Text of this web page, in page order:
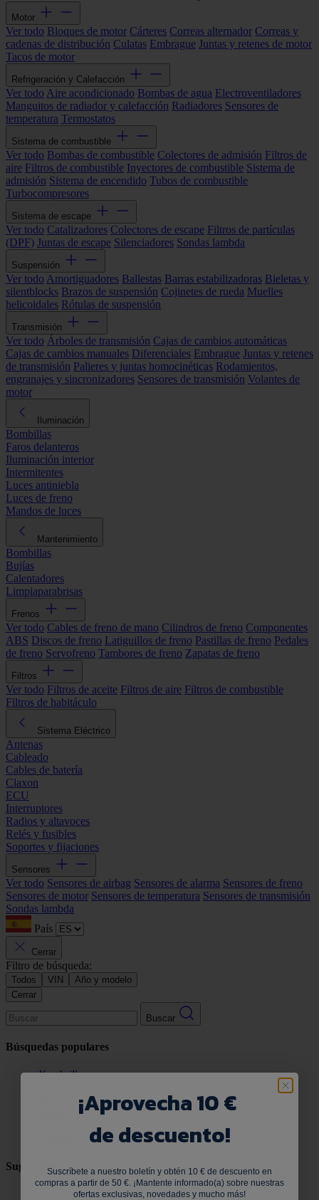
Motor
Ver todo Bloques de motor Cárteres Correas alternador Correas y
cadenas de distribución Culatas Embrague Juntas y retenes de motor
Tacos de motor
Refrigeración y Calefacción
Ver todo Aire acondicionado Bombas de agua Electroventiladores
Manguitos de radiador y calefacción Radiadores Sensores de
temperatura Termostatos
Sistema de combustible
Ver todo Bombas de combustible Colectores de admisión Filtros de
aire Filtros de combustible Inyectores de combustible Sistema de
admisión Sistema de encendido Tubos de combustible
Turbocompresores
Sistema de escape
Ver todo Catalizadores Colectores de escape Filtros de partículas
(DPF) Juntas de escape Silenciadores Sondas lambda
Suspensión
Ver todo Amortiguadores Ballestas Barras estabilizadoras Bieletas y
silentblocks Brazos de suspensión Cojinetes de rueda Muelles
helicoidales Rótulas de suspensión
Transmisión
Ver todo Árboles de transmisión Cajas de cambios automáticas
Cajas de cambios manuales Diferenciales Embrague Juntas y retenes
de transmisión Palieres y juntas homocinéticas Rodamientos,
engranajes y sincronizadores Sensores de transmisión Volantes de
motor
Iluminación
Bombillas
Faros delanteros
Iluminación interior
Intermitentes
Luces antiniebla
Luces de freno
Mandos de luces
Mantenimiento
Bombillas
Bujías
Calentadores
Limpiaparabrisas
Frenos
Ver todo Cables de freno de mano Cilindros de freno Componentes
ABS Discos de freno Latiguillos de freno Pastillas de freno Pedales
de freno Servofreno Tambores de freno Zapatas de freno
Filtros
Ver todo Filtros de aceite Filtros de aire Filtros de combustible
Filtros de habitáculo
Sistema Eléctrico
Antenas
Cableado
Cables de batería
Claxon
ECU
Interruptores
Radios y altavoces
Relés y fusibles
Soportes y fijaciones
Sensores
Ver todo Sensores de airbag Sensores de alarma Sensores de freno
Sensores de motor Sensores de temperatura Sensores de transmisión
Sondas lambda
País
Cerrar
Filtro de búsqueda:
Todos VIN
Año y modelo
Cerrar
Buscar
Búsquedas populares
alfombrillas
Sugerencias
¡Aprovecha 10 €
de descuento!
Suscríbete a nuestro boletín y obtén 10 € de descuento en
compras a partir de 50 €. ¡Mantente informado(a) sobre nuestras
ofertas exclusivas, novedades y mucho más!